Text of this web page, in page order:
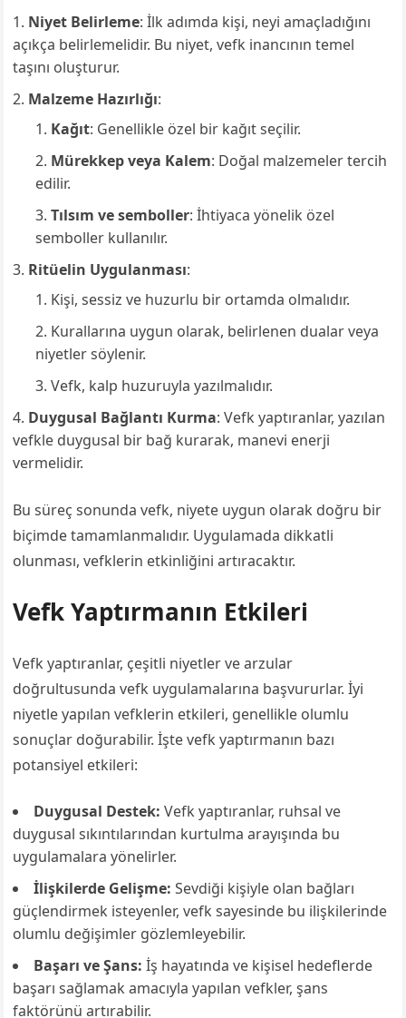
Niyet Belirleme: İlk adımda kişi, neyi amaçladığını
açıkça belirlemelidir. Bu niyet, vefk inancının temel
taşını oluşturur.
Malzeme Hazırlığı:
Kağıt: Genellikle özel bir kağıt seçilir.
Mürekkep veya Kalem: Doğal malzemeler tercih
edilir.
Tılsım ve semboller: İhtiyaca yönelik özel
semboller kullanılır.
Ritüelin Uygulanması:
Kişi, sessiz ve huzurlu bir ortamda olmalıdır.
Kurallarına uygun olarak, belirlenen dualar veya
niyetler söylenir.
Vefk, kalp huzuruyla yazılmalıdır.
Duygusal Bağlantı Kurma: Vefk yaptıranlar, yazılan
vefkle duygusal bir bağ kurarak, manevi enerji
vermelidir.
Bu süreç sonunda vefk, niyete uygun olarak doğru bir
biçimde tamamlanmalıdır. Uygulamada dikkatli
olunması, vefklerin etkinliğini artıracaktır.
Vefk Yaptırmanın Etkileri
Vefk yaptıranlar, çeşitli niyetler ve arzular
doğrultusunda vefk uygulamalarına başvururlar. İyi
niyetle yapılan vefklerin etkileri, genellikle olumlu
sonuçlar doğurabilir. İşte vefk yaptırmanın bazı
potansiyel etkileri:
Duygusal Destek: Vefk yaptıranlar, ruhsal ve
duygusal sıkıntılarından kurtulma arayışında bu
uygulamalara yönelirler.
İlişkilerde Gelişme: Sevdiği kişiyle olan bağları
güçlendirmek isteyenler, vefk sayesinde bu ilişkilerinde
olumlu değişimler gözlemleyebilir.
Başarı ve Şans: İş hayatında ve kişisel hedeflerde
başarı sağlamak amacıyla yapılan vefkler, şans
faktörünü artırabilir.